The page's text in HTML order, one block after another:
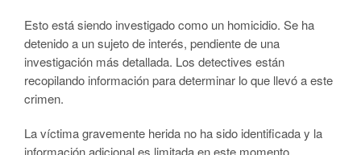
Esto está siendo investigado como un homicidio. Se ha
detenido a un sujeto de interés, pendiente de una
investigación más detallada. Los detectives están
recopilando información para determinar lo que llevó a este
crimen.
La víctima gravemente herida no ha sido identificada y la
información adicional es limitada en este momento.